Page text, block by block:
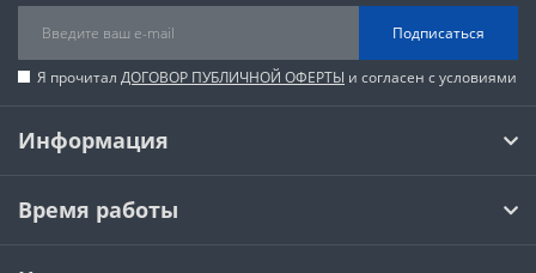
Подписаться
Я прочитал ДОГОВОР ПУБЛИЧНОЙ ОФЕРТЫ и согласен с условиями
Информация
Время работы